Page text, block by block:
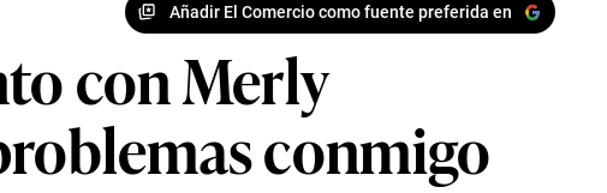
Añadir El Comercio como fuente preferida en
con Merly
conmigo